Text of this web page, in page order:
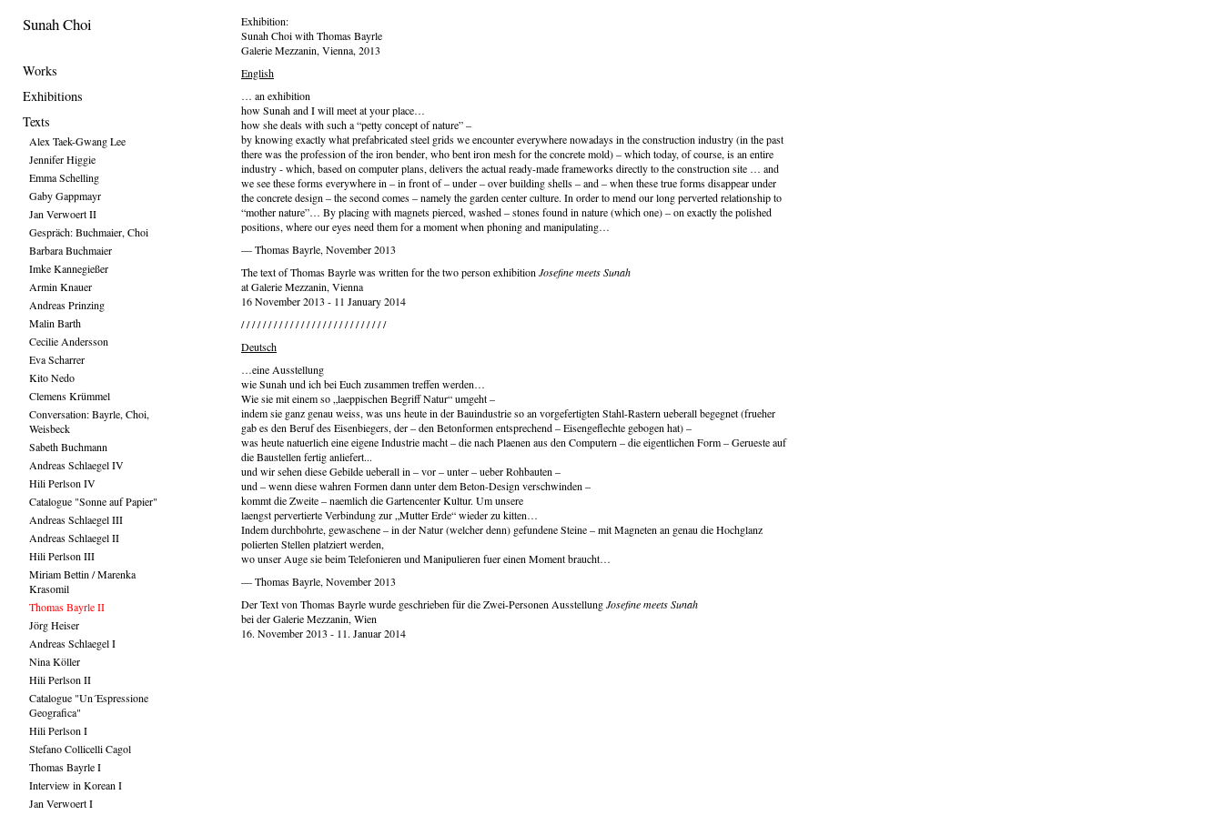
Sunah Choi
Works
Exhibitions
Texts
Alex Taek-Gwang Lee
Jennifer Higgie
Emma Schelling
Gaby Gappmayr
Jan Verwoert II
Gespräch: Buchmaier, Choi
Barbara Buchmaier
Imke Kannegießer
Armin Knauer
Andreas Prinzing
Malin Barth
Cecilie Andersson
Eva Scharrer
Kito Nedo
Clemens Krümmel
Conversation: Bayrle, Choi,
Weisbeck
Sabeth Buchmann
Andreas Schlaegel IV
Hili Perlson IV
Catalogue "Sonne auf Papier"
Andreas Schlaegel III
Andreas Schlaegel II
Hili Perlson III
Miriam Bettin / Marenka
Krasomil
Thomas Bayrle II
Jörg Heiser
Andreas Schlaegel I
Nina Köller
Hili Perlson II
Catalogue "Un´Espressione
Geografica"
Hili Perlson I
Stefano Collicelli Cagol
Thomas Bayrle I
Interview in Korean I
Jan Verwoert I
Exhibition:
Sunah Choi with Thomas Bayrle
Galerie Mezzanin, Vienna, 2013
English
… an exhibition
how Sunah and I will meet at your place…
how she deals with such a “petty concept of nature” –
by knowing exactly what prefabricated steel grids we encounter everywhere nowadays in the construction industry (in the past
there was the profession of the iron bender, who bent iron mesh for the concrete mold) – which today, of course, is an entire
industry - which, based on computer plans, delivers the actual ready-made frameworks directly to the construction site … and
we see these forms everywhere in – in front of – under – over building shells – and – when these true forms disappear under
the concrete design – the second comes – namely the garden center culture. In order to mend our long perverted relationship to
“mother nature”… By placing with magnets pierced, washed – stones found in nature (which one) – on exactly the polished
positions, where our eyes need them for a moment when phoning and manipulating…
— Thomas Bayrle, November 2013
The text of Thomas Bayrle was written for the two person exhibition Josefine meets Sunah
at Galerie Mezzanin, Vienna
16 November 2013 - 11 January 2014
/ / / / / / / / / / / / / / / / / / / / / / / / / / /
Deutsch
…eine Ausstellung
wie Sunah und ich bei Euch zusammen treffen werden…
Wie sie mit einem so „laeppischen Begriff Natur“ umgeht –
indem sie ganz genau weiss, was uns heute in der Bauindustrie so an vorgefertigten Stahl-Rastern ueberall begegnet (frueher
gab es den Beruf des Eisenbiegers, der – den Betonformen entsprechend – Eisengeflechte gebogen hat) –
was heute natuerlich eine eigene Industrie macht – die nach Plaenen aus den Computern – die eigentlichen Form – Gerueste auf
die Baustellen fertig anliefert...
und wir sehen diese Gebilde ueberall in – vor – unter – ueber Rohbauten –
und – wenn diese wahren Formen dann unter dem Beton-Design verschwinden –
kommt die Zweite – naemlich die Gartencenter Kultur. Um unsere
laengst pervertierte Verbindung zur „Mutter Erde“ wieder zu kitten…
Indem durchbohrte, gewaschene – in der Natur (welcher denn) gefundene Steine – mit Magneten an genau die Hochglanz
polierten Stellen platziert werden,
wo unser Auge sie beim Telefonieren und Manipulieren fuer einen Moment braucht…
— Thomas Bayrle, November 2013
Der Text von Thomas Bayrle wurde geschrieben für die Zwei-Personen AusstellungJosefine meets Sunah
bei der Galerie Mezzanin, Wien
16. November 2013 - 11. Januar 2014